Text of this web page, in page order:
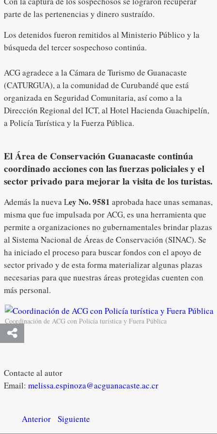
parte de las pertenencias y dinero sustraído.
Los detenidos fueron remitidos al Ministerio Público y la
búsqueda del tercer sospechoso continúa.
ACG agradece a la Cámara de Turismo de Guanacaste
(CATURGUA), a la comunidad de Curubandé que está
organizada en Seguridad Comunitaria, así como a la
Dirección Regional del ICT, al Hotel Hacienda Guachipelín,
a Policía Turística y la Fuerza Pública.
El Área de Conservación Guanacaste continúa
coordinado acciones con las fuerzas policiales y el
sector privado para mejorar la visita de los turistas.
Además la nueva Ley No. 9581 aprobada hace unas semanas,
misma que fue impulsada por ACG, es una herramienta que
permite a organizaciones no gubernamentales brindar plazas
al Sistema Nacional de Áreas de Conservación (SINAC). Se
ha iniciado el proceso para buscar fondos con el apoyo de
sector privado y de esta forma materializar algunas plazas
necesarias para que nuestras áreas protegidas cuenten con
más personal.
Coordinación de ACG con Policía turística y Fuera Pública
Contacte al autor
Email: melissa.espinoza@acguanacaste.ac.cr
Anterior Siguiente